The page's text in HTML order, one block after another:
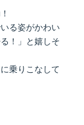
る姿がかわい
！」と嬉しそ
乗りこなして